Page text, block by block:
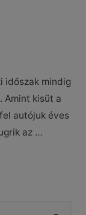
időszak mindig
Amint kisüt a
autójuk éves
az …